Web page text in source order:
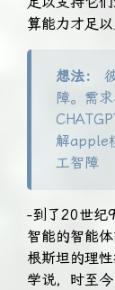
算能力才足以
想法：
障。需
解apple
工智障
-到了20世纪
智能的智能
根斯坦的理
学说，时至